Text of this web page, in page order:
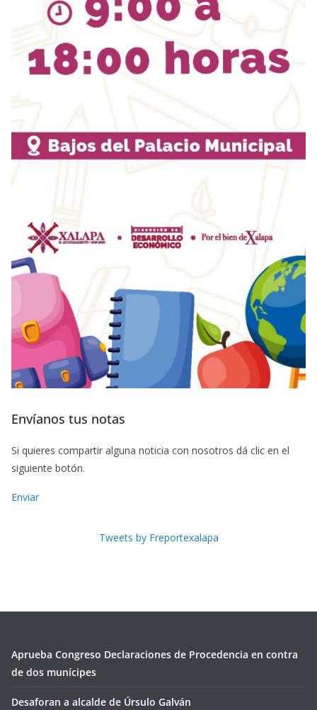
Envíanos tus notas
Si quieres compartir alguna noticia con nosotros dá clic en el
siguiente botón.
Enviar
Tweets by Freportexalapa
Aprueba Congreso Declaraciones de Procedencia en contra
de dos munícipes
Desaforan a alcalde de Úrsulo Galván